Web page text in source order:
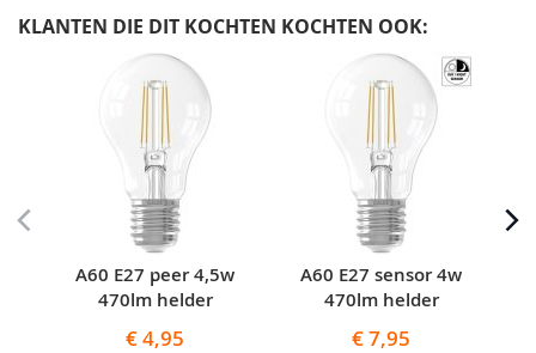
KLANTEN DIE DIT KOCHTEN KOCHTEN OOK:
A60 E27 peer 4,5w
470lm helder
€ 4,95
A60 E27 sensor 4w
470lm helder
€ 7,95